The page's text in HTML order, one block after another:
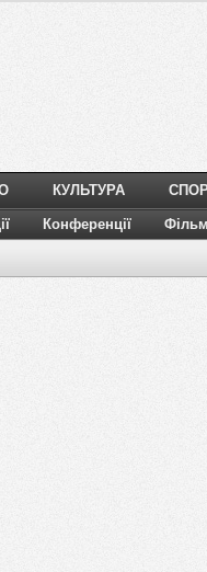
КУЛЬТУРА
Конференції